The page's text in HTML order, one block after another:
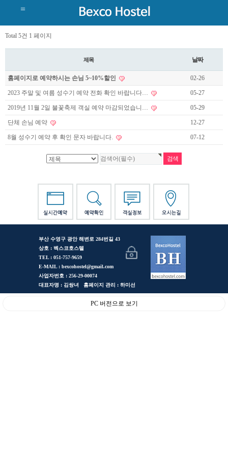
Total 5건 1 페이지
제목 날짜
홈페이지로 예약하시는 손님 5~10%할인 02-26
2023 주말 및 여름 성수기 예약 전화 확인 바랍니다… 05-27
2019년 11월 2일 불꽃축제 객실 예약 마감되었습니… 05-29
단체 손님 예약 12-27
8월 성수기 예약 후 확인 문자 바랍니다. 07-12
부산 수영구 광안 해변로 284번길 43
상호 : 벡스코호스텔
TEL : 051-757-9659
E-MAIL : bexcohostel@gmail.com
사업자번호 : 256-29-00074
대표자명 : 김쌍녀 홈페이지 관리 : 하미선
PC 버전으로 보기